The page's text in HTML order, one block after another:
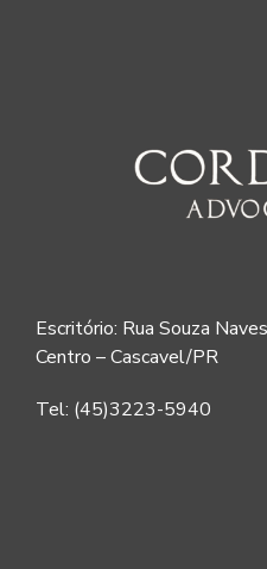
Escritório: Rua Souza
Centro – Cascavel/PR
Tel: (45)3223-5940